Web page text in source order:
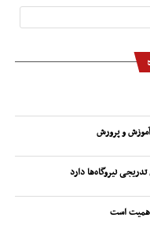
و پرورش
نیروگاه‌ها دارد
است